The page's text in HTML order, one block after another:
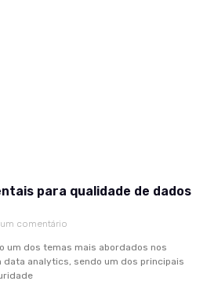
para qualidade de dados
comentário
um dos temas mais abordados nos
analytics, sendo um dos principais